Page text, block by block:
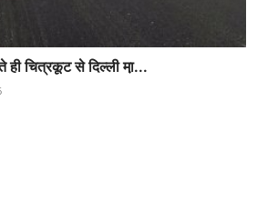
चित्रकूट से दिल्ली मा़...